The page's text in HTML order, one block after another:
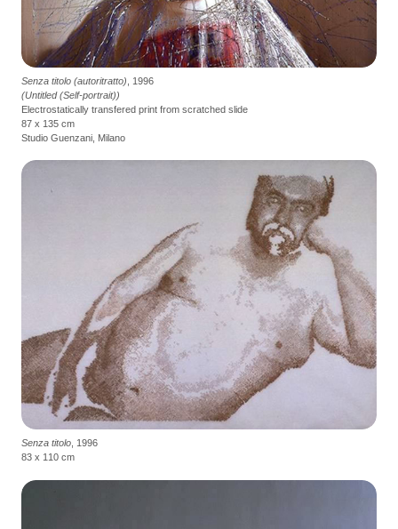
Senza titolo (autoritratto) , 1996
(Untitled (Self-portrait))
Electrostatically transfered print from scratched slide
87 x 135 cm
Studio Guenzani, Milano
Senza titolo , 1996
83 x 110 cm